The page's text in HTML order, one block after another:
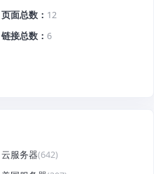
页面总数
12
链接总数
6
云服务器(642)